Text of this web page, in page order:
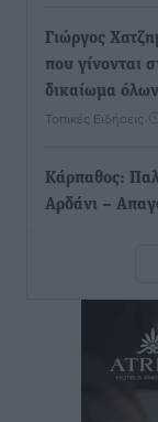
Γιώργος
που γίνονται
δικαίωμα
Τοπικές Ειδήσεις
Κάρπαθος:
Αρδάνι –
πριν
Καιρός: